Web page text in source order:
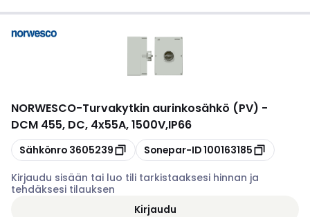
NORWESCO-Turvakytkin aurinkosähkö (PV) -
DCM 455, DC, 4x55A, 1500V,IP66
Kopioi
Sähkönro 3605239 Kopioi
Sonepar-ID100163185
Kirjaudu sisään tai luo tili tarkistaaksesi hinnan ja
tehdäksesi tilauksen
Kirjaudu